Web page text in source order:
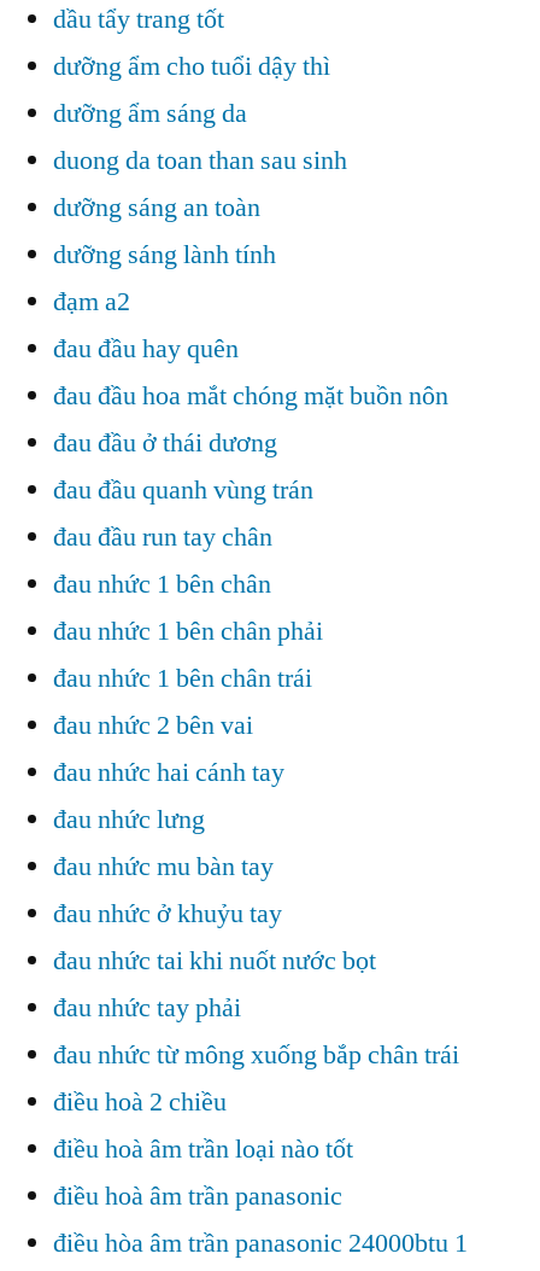
dầu tẩy trang tốt
dưỡng ẩm cho tuổi dậy thì
dưỡng ẩm sáng da
duong da toan than sau sinh
dưỡng sáng an toàn
dưỡng sáng lành tính
đạm a2
đau đầu hay quên
đau đầu hoa mắt chóng mặt buồn nôn
đau đầu ở thái dương
đau đầu quanh vùng trán
đau đầu run tay chân
đau nhức 1 bên chân
đau nhức 1 bên chân phải
đau nhức 1 bên chân trái
đau nhức 2 bên vai
đau nhức hai cánh tay
đau nhức lưng
đau nhức mu bàn tay
đau nhức ở khuỷu tay
đau nhức tai khi nuốt nước bọt
đau nhức tay phải
đau nhức từ mông xuống bắp chân trái
điều hoà 2 chiều
điều hoà âm trần loại nào tốt
điều hoà âm trần panasonic
điều hòa âm trần panasonic 24000btu 1